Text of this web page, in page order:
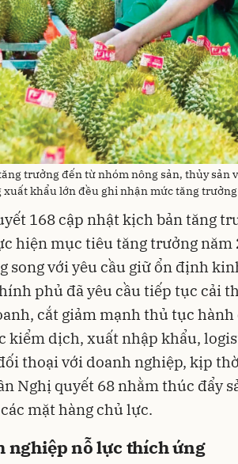
trưởng đến từ nhóm nông sản, thủy sản
khẩu lớn đều ghi nhận mức tăng
168 cập nhật kịch bản tăng
hiện mục tiêu tăng trưởng năm
song với yêu cầu giữ ổn định
phủ đã yêu cầu tiếp tục cải
cắt giảm mạnh thủ tục
kiểm dịch, xuất nhập khẩu,
thoại với doanh nghiệp, kịp
Nghị quyết 68 nhằm thúc đẩy
mặt hàng chủ lực.
nghiệp nỗ lực thích ứng